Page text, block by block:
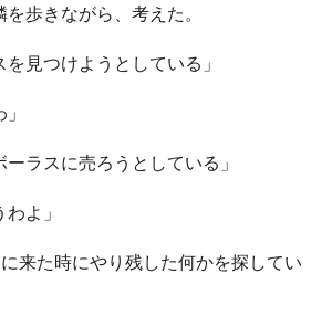
歩きながら、考えた。
を見つけようとしている」
ーラスに売ろうとしている」
よ」
来た時にやり残した何かを探してい